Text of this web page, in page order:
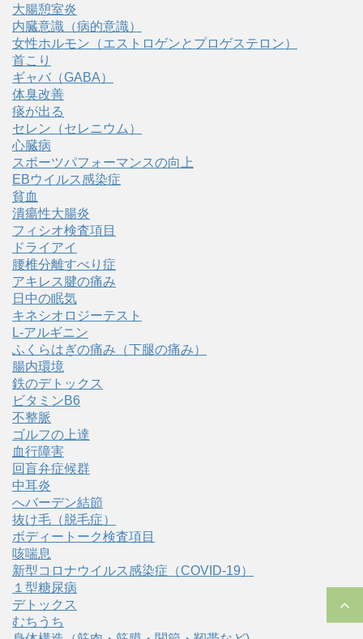
大腸憩室炎
内臓意識（病的意識）
女性ホルモン（エストロゲンとプロゲステロン）
首こり
ギャバ（GABA）
体臭改善
痰が出る
セレン（セレニウム）
心臓病
スポーツパフォーマンスの向上
EBウイルス感染症
貧血
潰瘍性大腸炎
フィシオ検査項目
ドライアイ
腰椎分離すべり症
アキレス腱の痛み
日中の眠気
キネシオロジーテスト
L-アルギニン
ふくらはぎの痛み（下腿の痛み）
腸内環境
鉄のデトックス
ビタミンB6
不整脈
ゴルフの上達
血行障害
回盲弁症候群
中耳炎
へバーデン結節
抜け毛（脱毛症）
ボディートーク検査項目
咳喘息
新型コロナウイルス感染症（COVID‑19）
１型糖尿病
デトックス
むちうち